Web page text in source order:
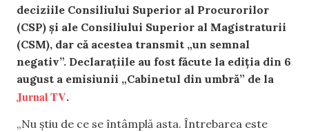
deciziile Consiliului Superior al Procurorilor
(CSP) și ale Consiliului Superior al Magistraturii
(CSM), dar că acestea transmit „un semnal
negativ”. Declarațiile au fost făcute la ediția din 6
august a emisiunii „Cabinetul din umbră” de la
Jurnal TV.
„Nu știu de ce se întâmplă asta. Întrebarea este